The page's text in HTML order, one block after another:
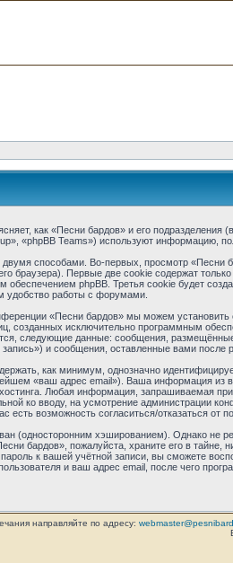
как «Песни бардов» и его
«phpBB Teams») используют информацию,
способами. Во-первых, просмотр «Песни
браузера). Первые две cookie содержат
phpBB. Третья cookie будет
удобство работы с форумами.
«Песни бардов» мы можем
созданных исключительно программным
следующие данные: сообщения,
и сообщения, оставленные вами после
как минимум, однозначно
«ваш адрес email»). Ваша информация из
Любая информация, запрашиваемая
ко вводу, на усмотрение администрации
есть возможность согласиться/отказаться
(односторонним хэшированием). Однако не
бардов», пожалуйста, храните его в тайне,
к вашей учётной записи, вы сможете
и ваш адрес email, после чего
направляйте по адресу: